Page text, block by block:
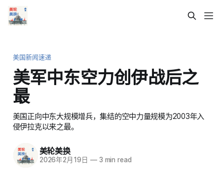
美国新闻速递
美军中东空力创伊战后之
最
美国正向中东大规模增兵，集结的空中力量规模为2003年入
侵伊拉克以来之最。
美轮美换
2026年2月19日 —3 min read